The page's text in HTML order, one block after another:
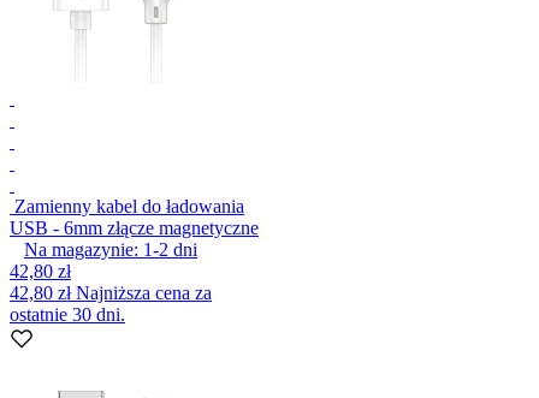
Zamienny kabel do ładowania
USB - 6mm złącze magnetyczne
Na magazynie: 1-2 dni
42,80 zł
42,80 złNajniższa cena za
ostatnie 30 dni.